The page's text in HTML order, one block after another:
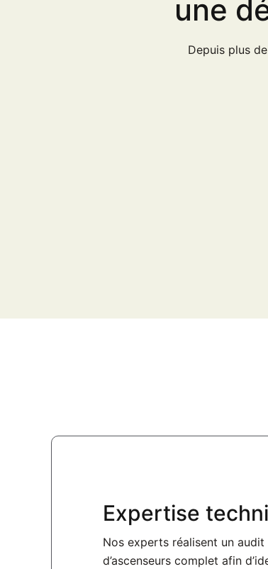
une
Depuis plus
Expertise
Nos experts réalisent un audit
d’ascenseurs complet afin